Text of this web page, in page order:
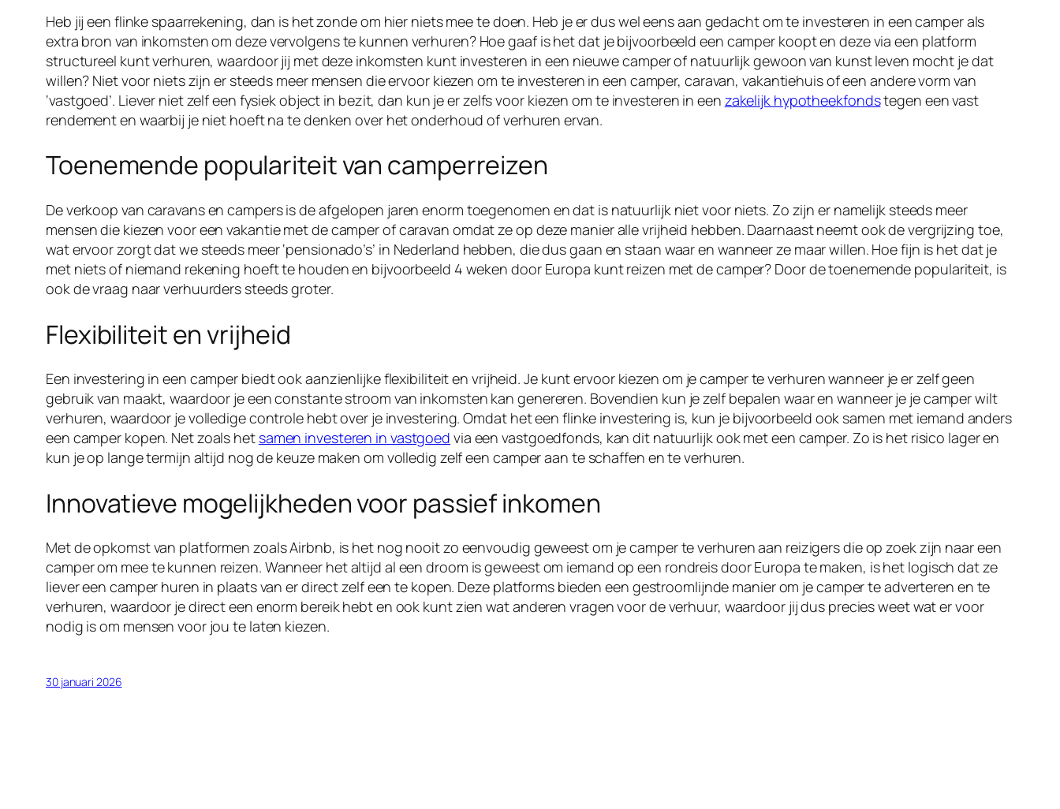
Heb jij een flinke spaarrekening, dan is het zonde om hier niets mee te doen. Heb je er dus wel eens aan gedacht om te investeren in een camper als
extra bron van inkomsten om deze vervolgens te kunnen verhuren? Hoe gaaf is het dat je bijvoorbeeld een camper koopt en deze via een platform
structureel kunt verhuren, waardoor jij met deze inkomsten kunt investeren in een nieuwe camper of natuurlijk gewoon van kunst leven mocht je dat
willen? Niet voor niets zijn er steeds meer mensen die ervoor kiezen om te investeren in een camper, caravan, vakantiehuis of een andere vorm van
‘vastgoed’. Liever niet zelf een fysiek object in bezit, dan kun je er zelfs voor kiezen om te investeren in een zakelijk hypotheekfondstegen een vast
rendement en waarbij je niet hoeft na te denken over het onderhoud of verhuren ervan.
Toenemende populariteit van camperreizen
De verkoop van caravans en campers is de afgelopen jaren enorm toegenomen en dat is natuurlijk niet voor niets. Zo zijn er namelijk steeds meer
mensen die kiezen voor een vakantie met de camper of caravan omdat ze op deze manier alle vrijheid hebben. Daarnaast neemt ook de vergrijzing toe,
wat ervoor zorgt dat we steeds meer ‘pensionado’s’ in Nederland hebben, die dus gaan en staan waar en wanneer ze maar willen. Hoe fijn is het dat je
met niets of niemand rekening hoeft te houden en bijvoorbeeld 4 weken door Europa kunt reizen met de camper? Door de toenemende populariteit, is
ook de vraag naar verhuurders steeds groter.
Flexibiliteit en vrijheid
Een investering in een camper biedt ook aanzienlijke flexibiliteit en vrijheid. Je kunt ervoor kiezen om je camper te verhuren wanneer je er zelf geen
gebruik van maakt, waardoor je een constante stroom van inkomsten kan genereren. Bovendien kun je zelf bepalen waar en wanneer je je camper wilt
verhuren, waardoor je volledige controle hebt over je investering. Omdat het een flinke investering is, kun je bijvoorbeeld ook samen met iemand anders
een camper kopen. Net zoals het samen investeren in vastgoed via een vastgoedfonds, kan dit natuurlijk ook met een camper. Zo is het risico lager en
kun je op lange termijn altijd nog de keuze maken om volledig zelf een camper aan te schaffen en te verhuren.
Innovatieve mogelijkheden voor passief inkomen
Met de opkomst van platformen zoals Airbnb, is het nog nooit zo eenvoudig geweest om je camper te verhuren aan reizigers die op zoek zijn naar een
camper om mee te kunnen reizen. Wanneer het altijd al een droom is geweest om iemand op een rondreis door Europa te maken, is het logisch dat ze
liever een camper huren in plaats van er direct zelf een te kopen. Deze platforms bieden een gestroomlijnde manier om je camper te adverteren en te
verhuren, waardoor je direct een enorm bereik hebt en ook kunt zien wat anderen vragen voor de verhuur, waardoor jij dus precies weet wat er voor
nodig is om mensen voor jou te laten kiezen.
30 januari 2026